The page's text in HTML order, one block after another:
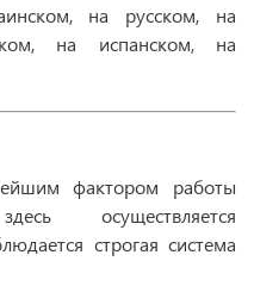
на русском, на
на испанском, на
фактором работы
осуществляется
строгая система